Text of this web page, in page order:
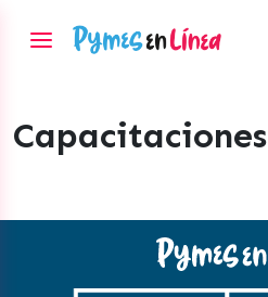
Capacitaciones